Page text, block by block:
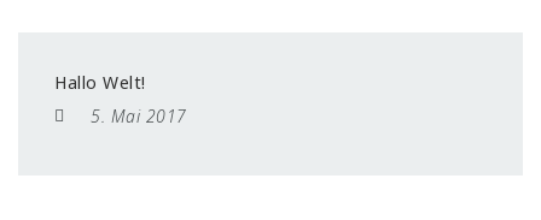
Hallo Welt!
5. Mai 2017